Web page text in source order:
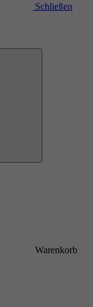
Schließen
Warenkorb